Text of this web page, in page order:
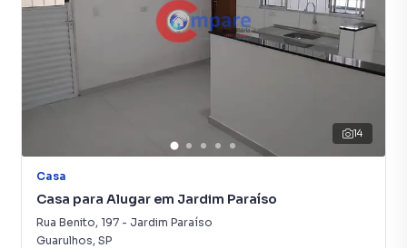
14
Casa
Casa para Alugar em Jardim Paraíso
Rua Benito, 197 - Jardim Paraíso
Guarulhos, SP